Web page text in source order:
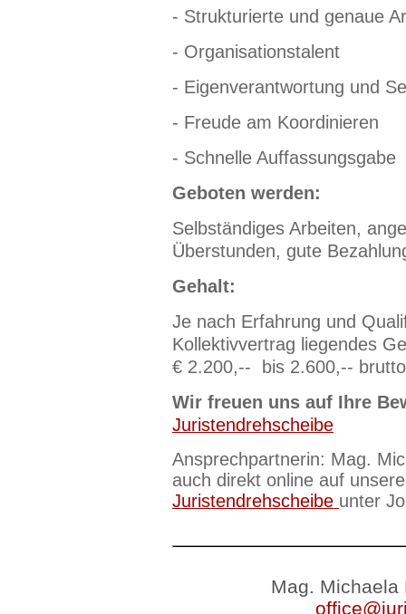
- Strukturierte und genaue
- Organisationstalent
- Eigenverantwortung und
- Freude am Koordinieren
- Schnelle Auffassungsgabe
Geboten werden:
Selbständiges Arbeiten,
Überstunden, gute
Gehalt:
Je nach Erfahrung und
Kollektivvertrag liegendes
€ 2.200,-- bis 2.600,--
Wir freuen uns auf Ihre
Juristendrehscheibe
Ansprechpartnerin: Mag.
auch direkt online auf
Juristendrehscheibe unter
Mag. Michaela